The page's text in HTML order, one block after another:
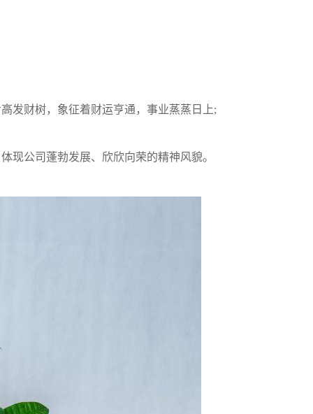
发财树，象征着财运亨通，事业蒸蒸日上;
现公司蓬勃发展、欣欣向荣的精神风貌。